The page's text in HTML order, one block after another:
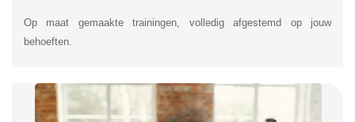
Op maat gemaakte trainingen, volledig afgestemd op jouw
behoeften.